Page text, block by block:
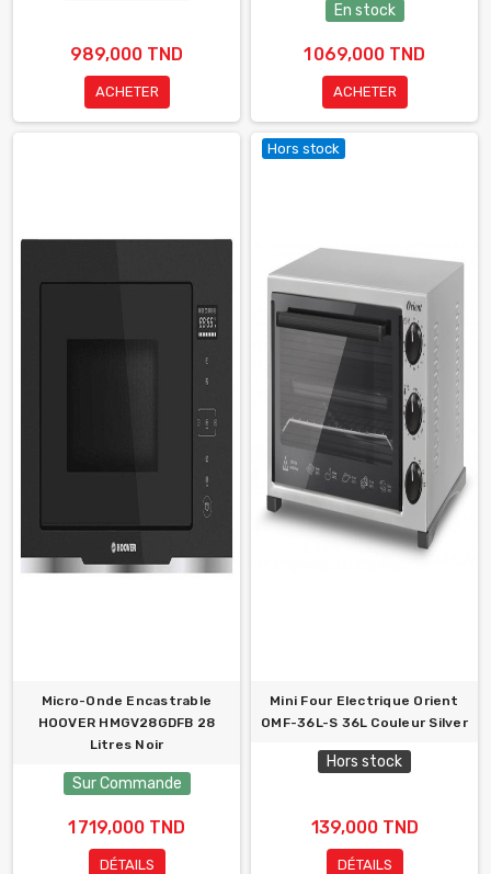
989,000 TND
ACHETER
En stock
1 069,000 TND
ACHETER
Micro-Onde Encastrable
HOOVER HMGV28GDFB 28
Litres Noir
Sur Commande
1 719,000 TND
DÉTAILS
Hors stock
Mini Four Electrique Orient
OMF-36L-S 36L Couleur Silver
Hors stock
139,000 TND
DÉTAILS